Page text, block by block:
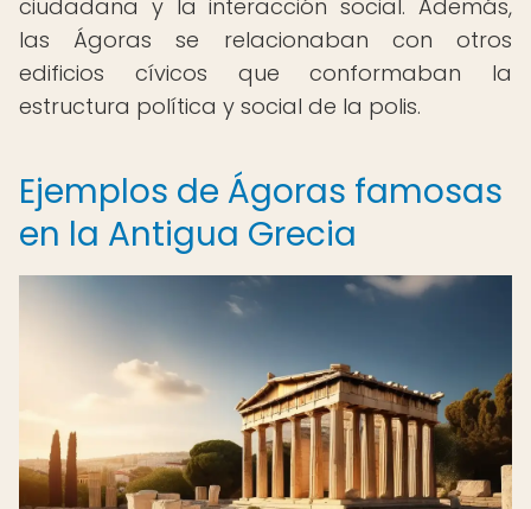
ciudadana y la interacción social. Además,
las Ágoras se relacionaban con otros
edificios cívicos que conformaban la
estructura política y social de la polis.
Ejemplos de Ágoras famosas
en la Antigua Grecia